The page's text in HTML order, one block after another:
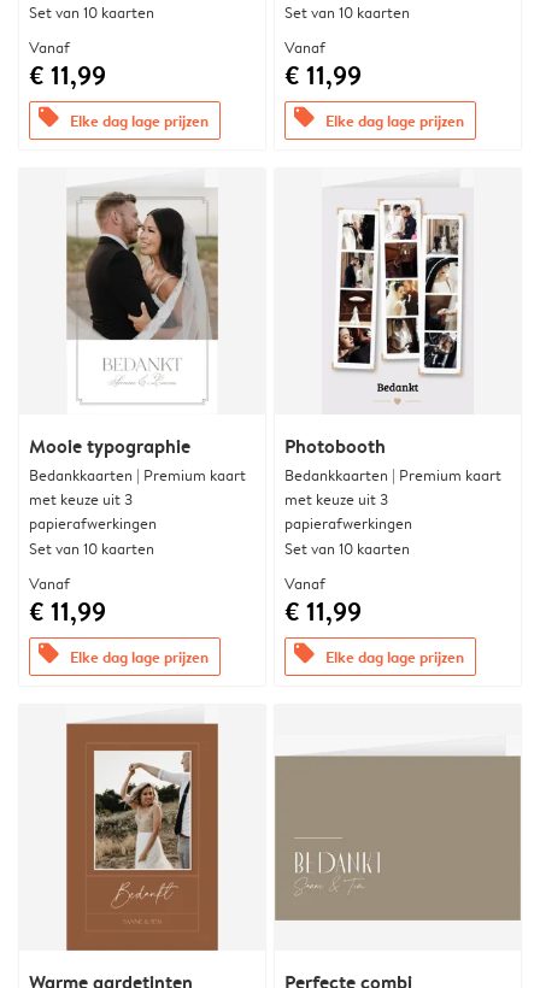
Set van 10 kaarten
Vanaf
€ 11,99
offers Elke dag lage prijzen
Set van 10 kaarten
Vanaf
€ 11,99
offers Elke dag lage prijzen
Mooie typographie
Bedankkaarten | Premium kaart
met keuze uit 3
papierafwerkingen
Set van 10 kaarten
Vanaf
€ 11,99
offers Elke dag lage prijzen
Photobooth
Bedankkaarten | Premium kaart
met keuze uit 3
papierafwerkingen
Set van 10 kaarten
Vanaf
€ 11,99
offers Elke dag lage prijzen
Warme aardetinten Perfecte combi